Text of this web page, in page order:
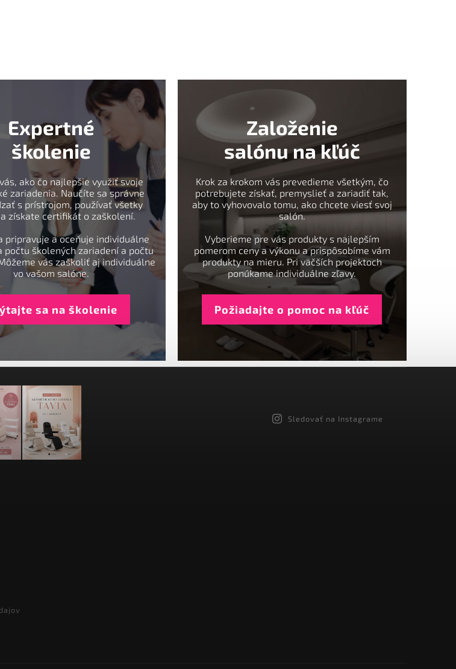
Expertné
školenie
ako čo najlepšie využiť svoje
zariadenia. Naučíte sa správne
s prístrojom, používať všetky
získate certifikát o zaškolení.
pripravuje a oceňuje individuálne
počtu školených zariadení a počtu
vás zaškoliť aj individuálne
vo vašom salóne.
sa na školenie
Založenie
salónu na kľúč
Krok za krokom vás prevedieme všetkým, čo
potrebujete získať, premyslieť a zariadiť tak,
aby to vyhovovalo tomu, ako chcete viesť svoj
salón.
Vyberieme pre vás produkty s najlepším
pomerom ceny a výkonu a prispôsobíme vám
produkty na mieru. Pri väčších projektoch
ponúkame individuálne zľavy.
Požiadajte o pomoc na kľúč
Sledovať na Instagrame